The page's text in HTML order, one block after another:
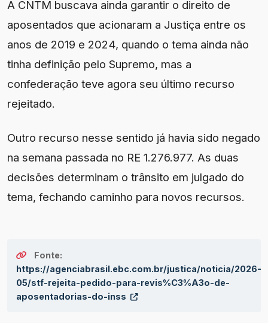
A CNTM buscava ainda garantir o direito de
aposentados que acionaram a Justiça entre os
anos de 2019 e 2024, quando o tema ainda não
tinha definição pelo Supremo, mas a
confederação teve agora seu último recurso
rejeitado.
Outro recurso nesse sentido já havia sido negado
na semana passada no RE 1.276.977. As duas
decisões determinam o trânsito em julgado do
tema, fechando caminho para novos recursos.
Fonte:
https://agenciabrasil.ebc.com.br/justica/noticia/2026-
05/stf-rejeita-pedido-para-revis%C3%A3o-de-
aposentadorias-do-inss